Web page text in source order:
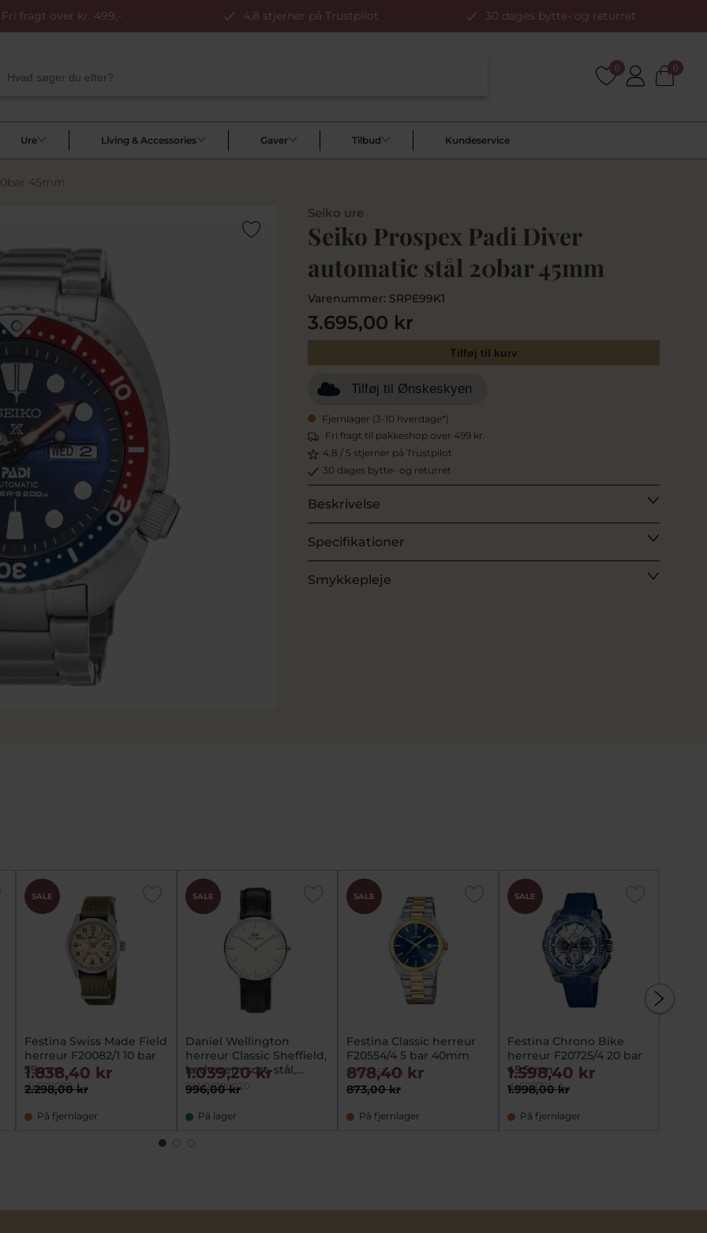
Fri fragt over kr. 499,- 4,8 stjerner på Trustpilot 30 dages bytte- og returret
0 0
Ure Living & Accessories Gaver Tilbud Kundeservice
45mm
Seiko ure
Seiko Prospex Padi Diver
automatic stål 20bar 45mm
Varenummer: SRPE99K1
3.695,00 kr
Tilføj til kurv
Tilføj til Ønskeskyen
Fjernlager (3-10 hverdage*)
Fri fragt til pakkeshop over 499 kr.
4,8 / 5 stjerner på Trustpilot
30 dages bytte- og returret
Beskrivelse
Specifikationer
Smykkepleje
SALE
Festina Swiss Made Field
herreur F20082/1 10 bar
39mm
daF20082-1
2.298,00 kr
1.838,40 kr
På fjernlager
CHOK
PRIS
SALE
Daniel Wellington
herreur Classic Sheffield,
læderrem sort, stål,
40mm
DW00100020
996,00 kr
1.039,20 kr
På lager
CHOK
PRIS
SALE
Festina Classic herreur
F20554/4 5 bar 40mm
daF20554-4
873,00 kr
878,40 kr
På fjernlager
SALE
Festina Chrono Bike
herreur F20725/4 20 bar
45,5mm
daF20725-4
1.998,00 kr
1.598,40 kr
På fjernlager